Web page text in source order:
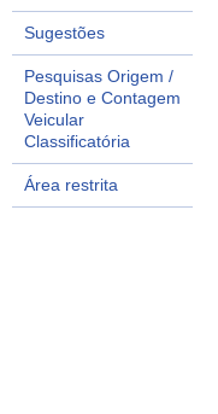
Sugestões
Pesquisas Origem /
Destino e Contagem
Veicular
Classificatória
Área restrita